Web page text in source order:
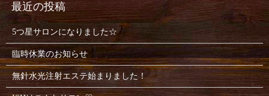
5つ星サロンになりました☆
臨時休業のお知らせ
無針水光注射エステ始まりました！